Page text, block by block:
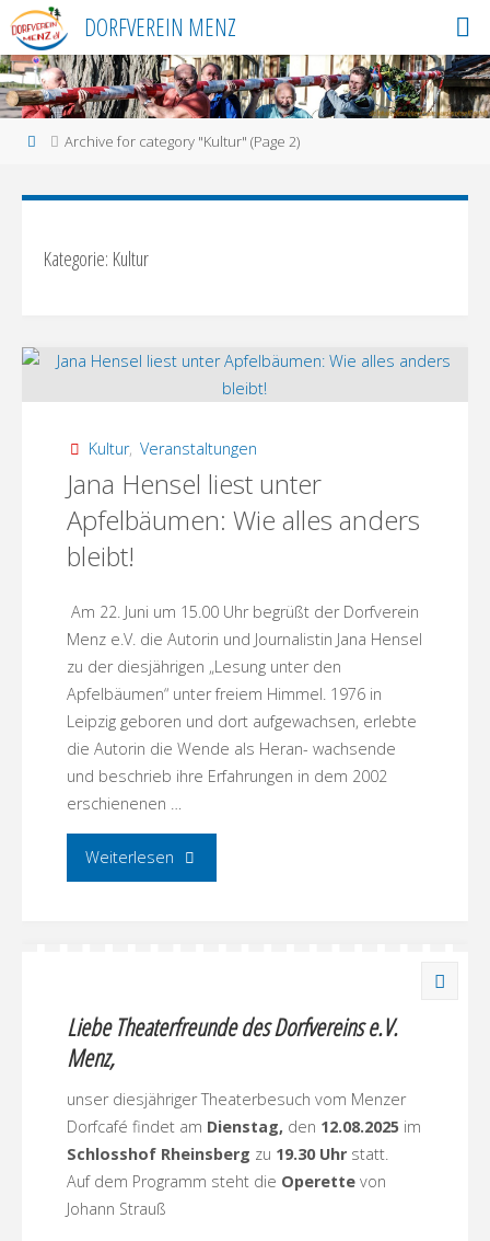
Skip
to
content
DORFVEREIN MENZ
HomeArchive for category "Kultur" (Page 2)
Kategorie: Kultur
Kultur, Veranstaltungen
Jana Hensel liest unter
Apfelbäumen: Wie alles anders
bleibt!
Am 22. Juni um 15.00 Uhr begrüßt der Dorfverein
Menz e.V. die Autorin und Journalistin Jana Hensel
zu der diesjährigen „Lesung unter den
Apfelbäumen“ unter freiem Himmel. 1976 in
Leipzig geboren und dort aufgewachsen, erlebte
die Autorin die Wende als Heran- wachsende
und beschrieb ihre Erfahrungen in dem 2002
erschienenen …
Weiterlesen "Jana
Apfelbäumen:
Wie
alles
anders
Liebe Theaterfreunde des Dorfvereins e.V.
Menz,
unser diesjähriger Theaterbesuch vom Menzer
Dorfcafé findet am Dienstag, den 12.08.2025im
Schlosshof Rheinsberg zu 19.30 Uhrstatt.
Auf dem Programm steht die Operettevon
Johann Strauß